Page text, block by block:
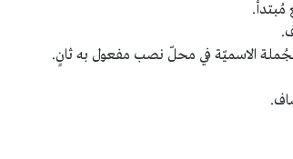
الاسميّة في محلّ نصب مفعول به ثانٍ.